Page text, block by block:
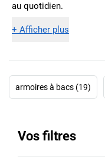
au quotidien.
+ Afficher plus
armoires à bacs (19)
Vos filtres